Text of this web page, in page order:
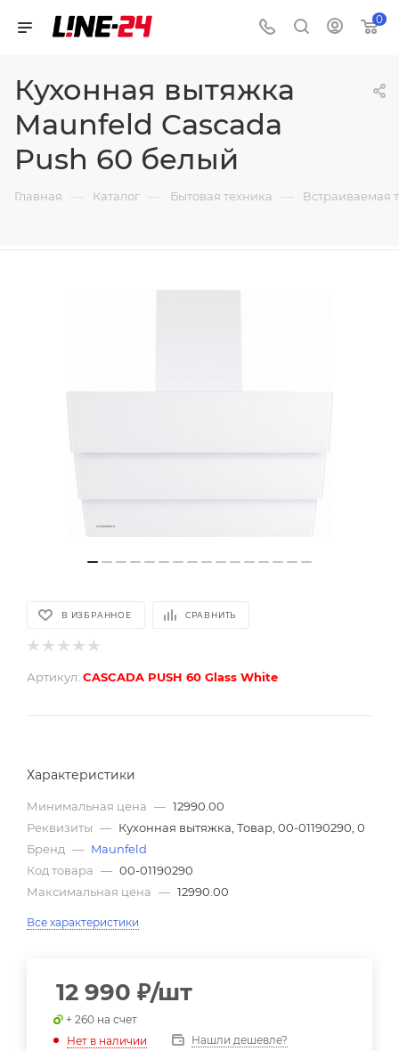
0
Кухонная вытяжка
Maunfeld Cascada
Push 60 белый
Главная — Каталог — Бытовая техника — Встраиваемая
В ИЗБРАННОЕ СРАВНИТЬ
Артикул: CASCADA PUSH 60 Glass White
Характеристики
Минимальная цена — 12990.00
Реквизиты — Кухонная вытяжка, Товар, 00-01190290, 0
Бренд — Maunfeld
Код товара — 00-01190290
Максимальная цена — 12990.00
Все характеристики
12 990 ₽/шт
+ 260 на счет
Нет в наличии
Нашли дешевле?